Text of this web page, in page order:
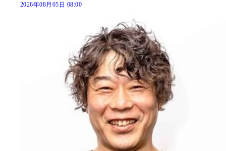
2026年08月05日 08:00